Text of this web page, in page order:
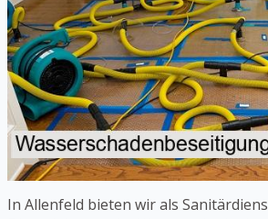
In Allenfeld bieten wir als